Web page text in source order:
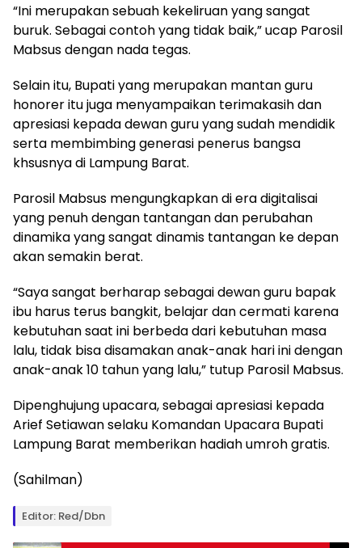
“Ini merupakan sebuah kekeliruan yang sangat
buruk. Sebagai contoh yang tidak baik,” ucap Parosil
Mabsus dengan nada tegas.
Selain itu, Bupati yang merupakan mantan guru
honorer itu juga menyampaikan terimakasih dan
apresiasi kepada dewan guru yang sudah mendidik
serta membimbing generasi penerus bangsa
khsusnya di Lampung Barat.
Parosil Mabsus mengungkapkan di era digitalisai
yang penuh dengan tantangan dan perubahan
dinamika yang sangat dinamis tantangan ke depan
akan semakin berat.
“Saya sangat berharap sebagai dewan guru bapak
ibu harus terus bangkit, belajar dan cermati karena
kebutuhan saat ini berbeda dari kebutuhan masa
lalu, tidak bisa disamakan anak-anak hari ini dengan
anak-anak 10 tahun yang lalu,” tutup Parosil Mabsus.
Dipenghujung upacara, sebagai apresiasi kepada
Arief Setiawan selaku Komandan Upacara Bupati
Lampung Barat memberikan hadiah umroh gratis.
(Sahilman)
Editor: Red/Dbn